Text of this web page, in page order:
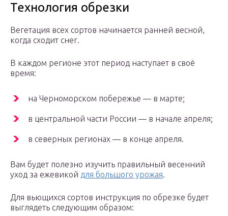
Технология обрезки
Вегетация всех сортов начинается ранней весной,
когда сходит снег.
В каждом регионе этот период наступает в своё
время:
на Черноморском побережье — в марте;
в центральной части России — в начале апреля;
в северных регионах — в конце апреля.
Вам будет полезно изучить правильный весенний
уход за ежевикой для большого урожая.
Для вьющихся сортов инструкция по обрезке будет
выглядеть следующим образом: